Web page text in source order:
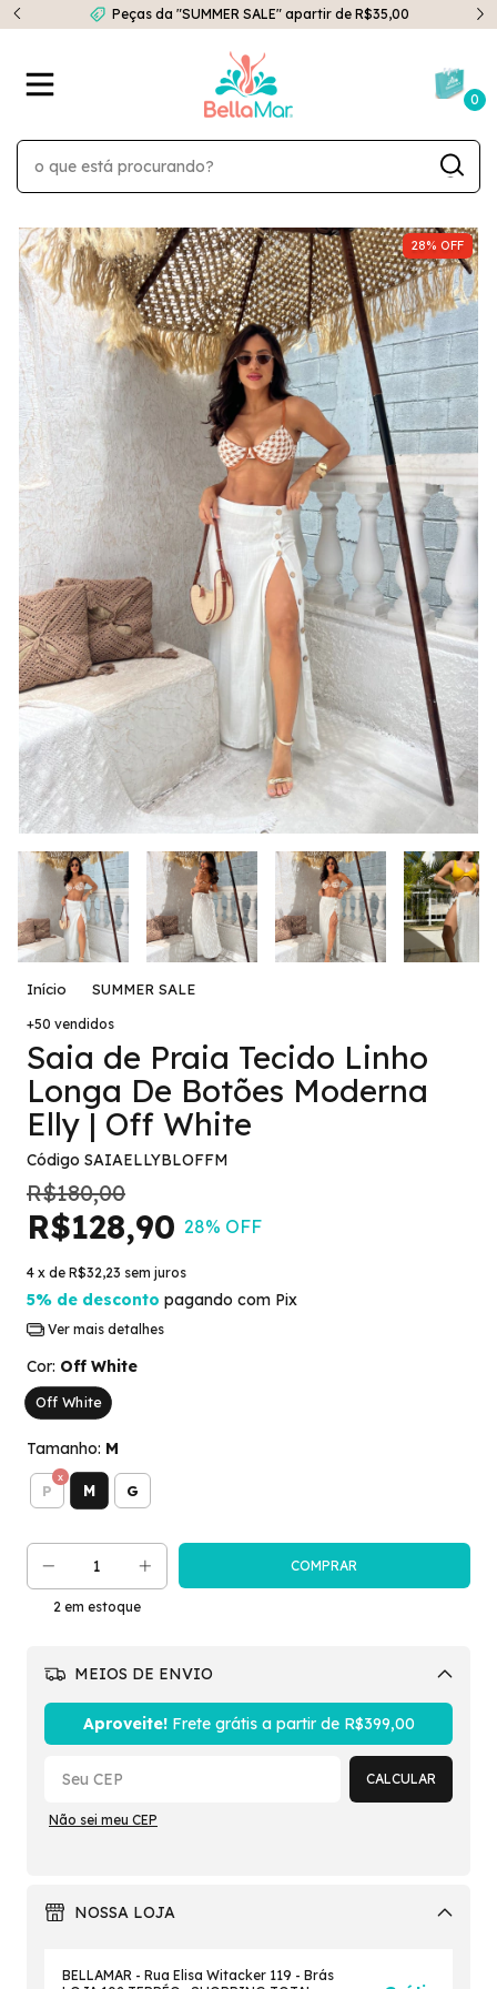
Peças da "SUMMER SALE" apartir de R$35,00
0
28% OFF
Início SUMMER SALE
+50 vendidos
Saia de Praia Tecido Linho
Longa De Botões Moderna
Elly | Off White
Código SAIAELLYBLOFFM
R$180,00
R$128,90 28% OFF
4 x de R$32,23 sem juros
5% de desconto pagando com Pix
Ver mais detalhes
Cor: Off White
Off White
Tamanho: M
P M G
2em estoque
MEIOS DE ENVIO
Aproveite!Frete grátis a partir de R$399,00
CALCULAR
Não sei meu CEP
NOSSA LOJA
BELLAMAR - Rua Elisa Witacker 119 - Brás